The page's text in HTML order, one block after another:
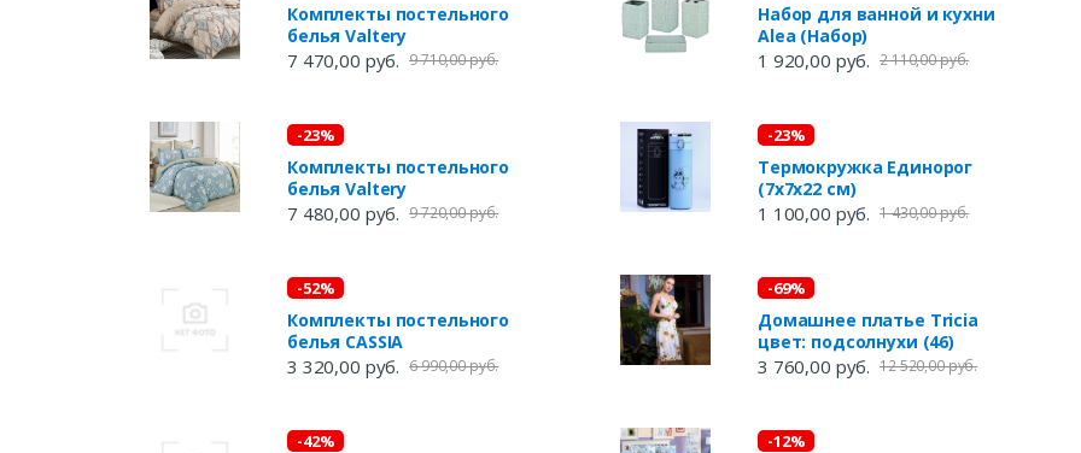
Комплекты постельного
белья Valtery
7 470,00 руб. 9 710,00 руб.
-23%
Комплекты постельного
белья Valtery
7 480,00 руб. 9 720,00 руб.
-52%
Комплекты постельного
белья CASSIA
3 320,00 руб. 6 990,00 руб.
-42%
Набор для ванной и кухни
Alea (Набор)
1 920,00 руб. 2 110,00 руб.
-23%
Термокружка Единорог
(7х7х22 см)
1 100,00 руб. 1 430,00 руб.
-69%
Домашнее платье Tricia
цвет: подсолнухи (46)
3 760,00 руб. 12 520,00 руб.
-12%